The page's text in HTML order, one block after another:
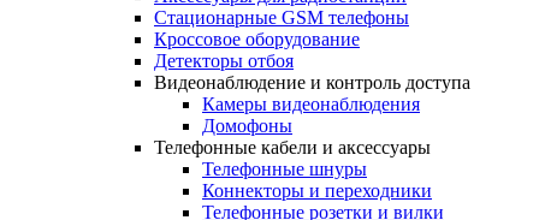
Стационарные GSM телефоны
Кроссовое оборудование
Детекторы отбоя
Видеонаблюдение и контроль доступа
Камеры видеонаблюдения
Домофоны
Телефонные кабели и аксессуары
Телефонные шнуры
Коннекторы и переходники
Телефонные розетки и вилки